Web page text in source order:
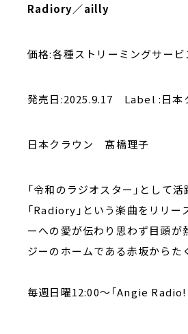
Radiory／ailly
価格:各種ストリーミングサー
発売日:2025.9.17 Label :日
日本クラウン 髙橋理子
「令和のラジオスター」として
「Radiory」という楽曲をリリ
ーへの愛が伝わり思わず目頭が
ジーのホームである赤坂からた
毎週日曜12:00～「Angie